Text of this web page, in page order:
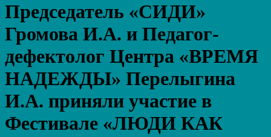
Председатель «СИДИ»
Громова И.А. и Педагог-
дефектолог Центра «ВРЕМЯ
НАДЕЖДЫ» Перелыгина
И.А. приняли участие в
Фестивале «ЛЮДИ КАК